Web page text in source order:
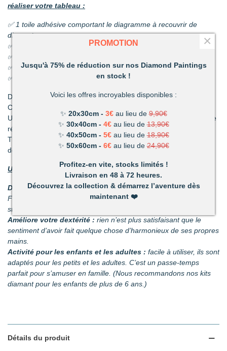
réaliser votre tableau :
✅ 1 toile adhésive comportant le diagramme à recouvrir de
diamants
✅ Les sachets de diamants
✅ 1 coupelle pour les diamants
✅ 1 stylo et sa colle
✅ 1 pince
Découvrez une activité unique à réaliser de ses propres mains.
C’est ludique, amusant et les résultats en valent la peine !
Un mélange de patience et de technique qui vous permettront de
réaliser de superbes tableaux.
Très vite vous vous apercevrez combien votre réalisation vous
deviendra précieuse.
Un loisir unique offrant de nombreux avantages :
Détente et relaxation :La vie peut parfois être stressante.
Faites disparaître les tensions en divergeant votre attention du
stress du quotidien.
Améliore votre dextérité : rien n’est plus satisfaisant que le
sentiment d’avoir fait quelque chose d’harmonieux de ses propres
mains.
Activité pour les enfants et les adultes : facile à utiliser, ils sont
adaptés pour les petits et les adultes. C’est un passe-temps
parfait pour s’amuser en famille. (Nous recommandons nos kits
diamant pour les enfants de plus de 6 ans.)
Détails du produit
PROMOTION
Jusqu'à 75% de réduction sur nos Diamond Paintings
en stock !
Voici les offres incroyables disponibles :
✨ 20x30cm - 3€au lieu de9,90€
✨ 30x40cm - 4€ au lieu de 13,90€
✨ 40x50cm - 5€ au lieu de18,90€
✨ 50x60cm - 6€ au lieu de 24,90€
Profitez-en vite, stocks limités !
Livraison en 48 à 72 heures.
Découvrez la collection & démarrez l’aventure dès
maintenant❤️
×